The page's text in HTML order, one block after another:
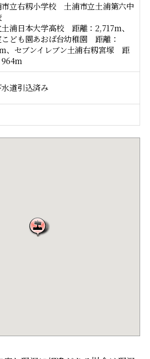
市立右籾小学校 土浦市立土浦第六中
浦日本大学高校 距離：2,717m、
ども園あおば台幼稚園 距離：
、セブンイレブン土浦右籾宮塚 距
水道引込済み